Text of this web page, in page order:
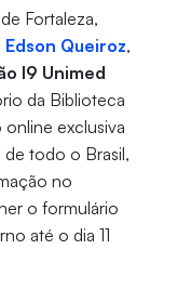
Fortaleza,
Edson Queiroz,
I9 Unimed
da Biblioteca
exclusiva
de todo o Brasil,
no
o formulário
até o dia 11